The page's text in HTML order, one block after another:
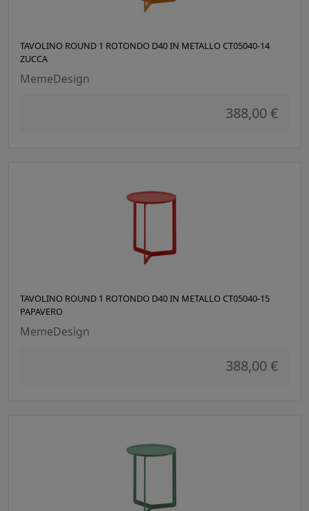
TAVOLINO ROUND 1 ROTONDO D40 IN METALLO CT05040-14
ZUCCA
MemeDesign
388,00 €
TAVOLINO ROUND 1 ROTONDO D40 IN METALLO CT05040-15
PAPAVERO
MemeDesign
388,00 €